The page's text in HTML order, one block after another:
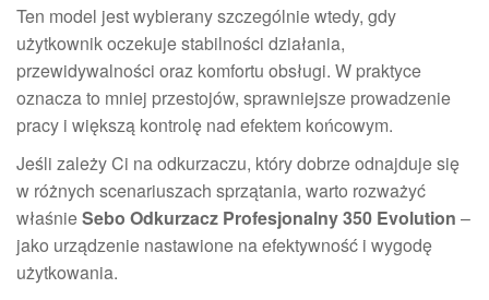
Ten model jest wybierany szczególnie wtedy, gdy
użytkownik oczekuje stabilności działania,
przewidywalności oraz komfortu obsługi. W praktyce
oznacza to mniej przestojów, sprawniejsze prowadzenie
pracy i większą kontrolę nad efektem końcowym.
Jeśli zależy Ci na odkurzaczu, który dobrze odnajduje się
w różnych scenariuszach sprzątania, warto rozważyć
właśnieSebo Odkurzacz Profesjonalny 350 Evolution –
jako urządzenie nastawione na efektywność i wygodę
użytkowania.